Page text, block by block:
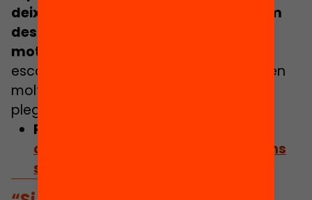
deixant les escoles del seu barri estem
desposseint aquestes escoles de
motors
escola on aquesta mena de motors eren
molt importants. Si no n’hi ha ja podem
plegar.
Relacionat:
confiança: Què pensen els catalans
sobre educació?